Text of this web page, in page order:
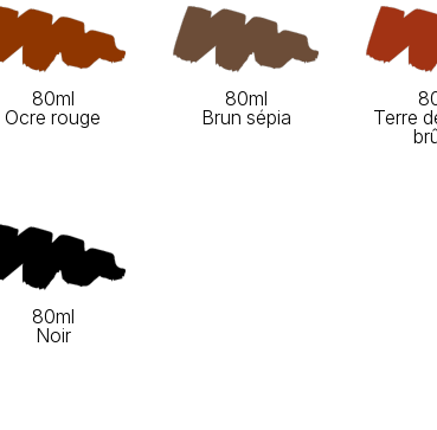
80ml
Ocre rouge
80ml
Brun sépia
Terre
80ml
Noir